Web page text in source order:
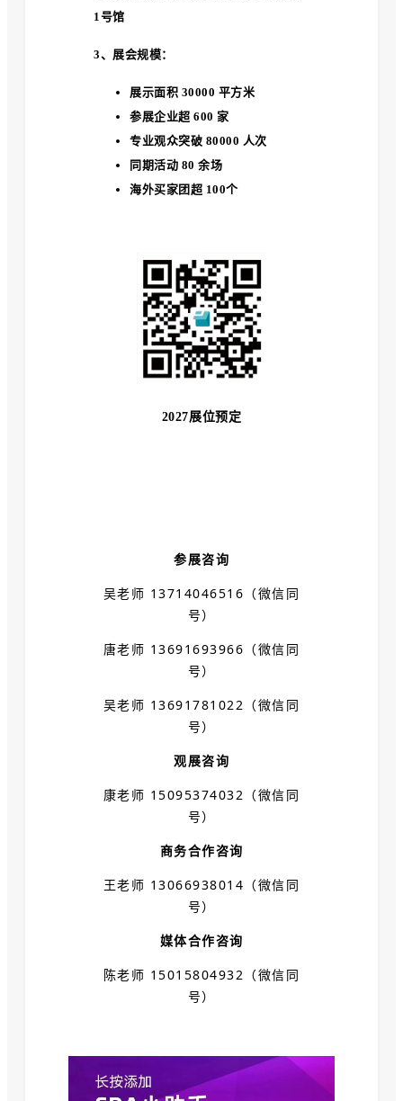
1号馆
3、展会规模：
展示面积 30000 平方米
参展企业超 600 家
专业观众突破 80000 人次
同期活动 80 余场
海外买家团超 100个
2027展位预定
参展咨询
吴老师 13714046516（微信同
号）
唐老师 13691693966（微信同
号）
吴老师 13691781022（微信同
号）
观展咨询
康老师 15095374032（微信同
号）
商务合作咨询
王老师 13066938014（微信同
号）
媒体合作咨询
陈老师 15015804932（微信同
号）